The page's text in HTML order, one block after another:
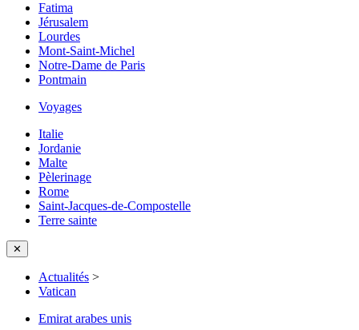
Fatima
Jérusalem
Lourdes
Mont-Saint-Michel
Notre-Dame de Paris
Pontmain
Voyages
Italie
Jordanie
Malte
Pèlerinage
Rome
Saint-Jacques-de-Compostelle
Terre sainte
✕
Actualités >
Vatican
Emirat arabes unis